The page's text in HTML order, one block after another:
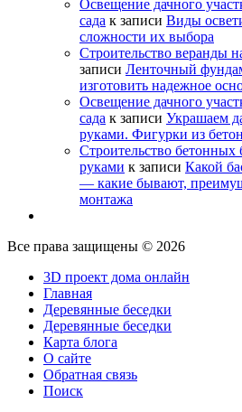
Освещение дачного
сада к записи Виды
сложности их выбора
Строительство веранды
записи Ленточный
изготовить надежное
Освещение дачного
сада к записи Украшаем
руками. Фигурки из
Строительство бетонных
руками к записи Какой
— какие бывают,
монтажа
Все права защищены © 2026
3D проект дома онлайн
Главная
Деревянные беседки
Деревянные беседки
Карта блога
О сайте
Обратная связь
Поиск